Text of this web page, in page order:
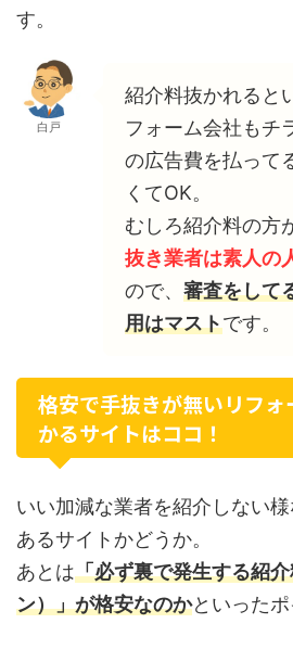
す。
白戸
紹介料抜かれると
フォーム会社もチ
の広告費を払って
くてOK。
むしろ紹介料の方
抜き業者は素人の
ので、 審査をして
用はマストです。
格安で手抜きが無いリフォ
かるサイトはココ！
いい加減な業者を紹介しない
あるサイトかどうか。
あとは「必ず裏で発生する紹
ン）」が格安なのかといったポ